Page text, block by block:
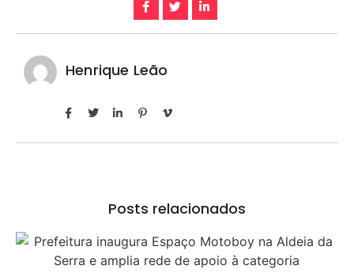
Henrique Leão
Posts relacionados